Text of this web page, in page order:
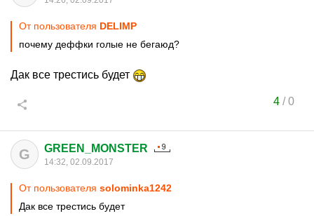
От пользователя DELIMP
почему деффки голые не бегаюд?
Дак все трестись будет
4/0
G GREEN_MONSTER
14:32, 02.09.2017
От пользователя solominka1242
Дак все трестись будет